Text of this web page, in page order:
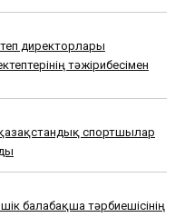
директорлары
тәжірибесімен
спортшылар
балабақша тәрбиешісінің